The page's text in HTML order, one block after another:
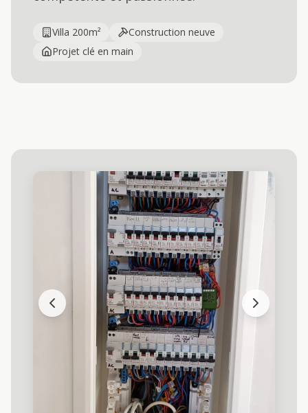
Villa 200m²
Construction neuve
Projet clé en main